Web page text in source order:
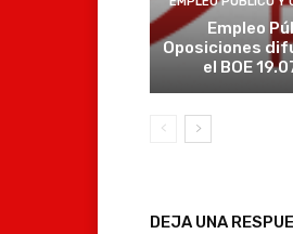
Empleo
Oposiciones
el BOE
DEJA UNA